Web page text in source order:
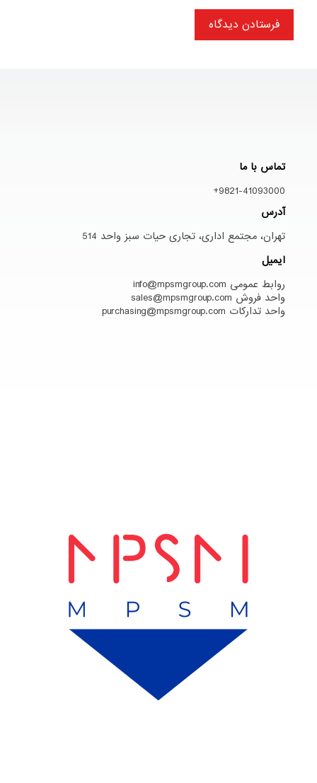
تماس با ما
9821-41093000+
آدرس
تهران، مجتمع اداری، تجاری حیات سبز واحد 514
ایمیل
روابط عمومی info@mpsmgroup.com
واحد فروش sales@mpsmgroup.com
واحد تدارکات purchasing@mpsmgroup.com